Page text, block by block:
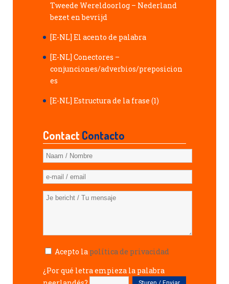
Tweede Wereldoorlog – Nederland
bezet en bevrijd
[E-NL] El acento de palabra
[E-NL] Conectores –
conjunciones/adverbios/preposicion
es
[E-NL] Estructura de la frase (1)
ContactContacto
Acepto la política de privacidad
¿Por qué letra empieza la palabra